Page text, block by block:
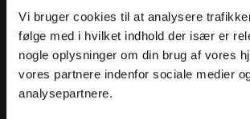
Vi bruger cookies til at analysere
følge med i hvilket indhold der især er
nogle oplysninger om din brug af vores
vores partnere indenfor sociale medier
analysepartnere.
Dansk Sprognævn
Adelgade 119 B
5400 Bogense